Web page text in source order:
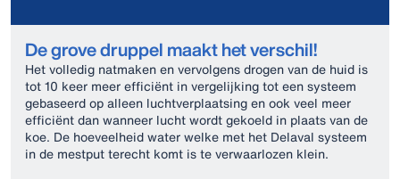
De grove druppel maakt het verschil!
Het volledig natmaken en vervolgens drogen van de huid is
tot 10 keer meer efficiënt in vergelijking tot een systeem
gebaseerd op alleen luchtverplaatsing en ook veel meer
efficiënt dan wanneer lucht wordt gekoeld in plaats van de
koe. De hoeveelheid water welke met het Delaval systeem
in de mestput terecht komt is te verwaarlozen klein.